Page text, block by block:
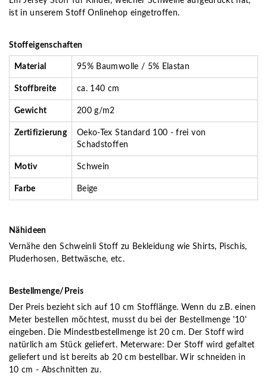
ist in unserem Stoff Onlinehop eingetroffen.
Stoffeigenschaften
Material 95% Baumwolle / 5% Elastan
Stoffbreite ca. 140 cm
Gewicht 200 g/m2
Zertifizierung
Oeko-Tex Standard 100 - frei von
Schadstoffen
Motiv Schwein
Farbe Beige
Nähideen
Vernähe den Schweinli Stoff zu Bekleidung wie Shirts, Pischis,
Pluderhosen, Bettwäsche, etc.
Bestellmenge/Preis
Der Preis bezieht sich auf 10 cm Stofflänge. Wenn du z.B. einen
Meter bestellen möchtest, musst du bei der Bestellmenge '10'
eingeben. Die Mindestbestellmenge ist 20 cm. Der Stoff wird
natürlich am Stück geliefert. Meterware: Der Stoff wird gefaltet
geliefert und ist bereits ab 20 cm bestellbar. Wir schneiden in
10 cm - Abschnitten zu.